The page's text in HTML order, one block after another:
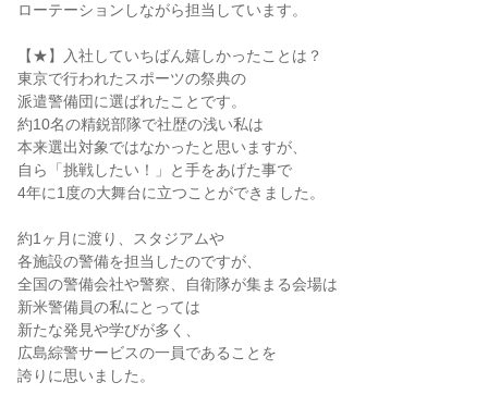
ローテーションしながら担当しています。
【★】入社していちばん嬉しかったことは？
東京で行われたスポーツの祭典の
派遣警備団に選ばれたことです。
約10名の精鋭部隊で社歴の浅い私は
本来選出対象ではなかったと思いますが、
自ら「挑戦したい！」と手をあげた事で
4年に1度の大舞台に立つことができました。
約1ヶ月に渡り、スタジアムや
各施設の警備を担当したのですが、
全国の警備会社や警察、自衛隊が集まる会場は
新米警備員の私にとっては
新たな発見や学びが多く、
広島綜警サービスの一員であることを
誇りに思いました。